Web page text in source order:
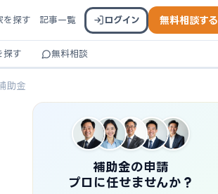
を探す 記事一覧 ログイン 無料相談する
探す 無料相談
助金
補助金の申請
プロに任せませんか？